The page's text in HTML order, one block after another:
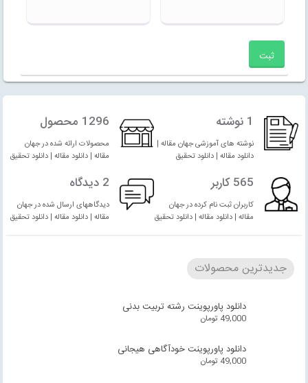
1 نوشته
نوشته های آموزشی جهان مقاله |
دانلود مقاله | دانلود تحقیق
1296 محصول
محصولات ارائه شده در جهان
مقاله | دانلود مقاله | دانلود تحقیق
565 کاربر
کاربران ثبت نام کرده در جهان
مقاله | دانلود مقاله | دانلود تحقیق
2 دیدگاه
دیدگاههای ارسال شده در جهان
مقاله | دانلود مقاله | دانلود تحقیق
جدیدترین محصولات
دانلود پاورپوینت رشته تربیت بدنی
49,000 تومان
دانلود پاورپوینت خودآگاهی هیجانی
49,000 تومان